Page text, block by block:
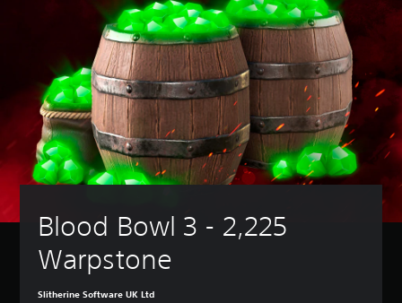
Blood Bowl 3 - 2,225
Warpstone
Slitherine Software UK Ltd